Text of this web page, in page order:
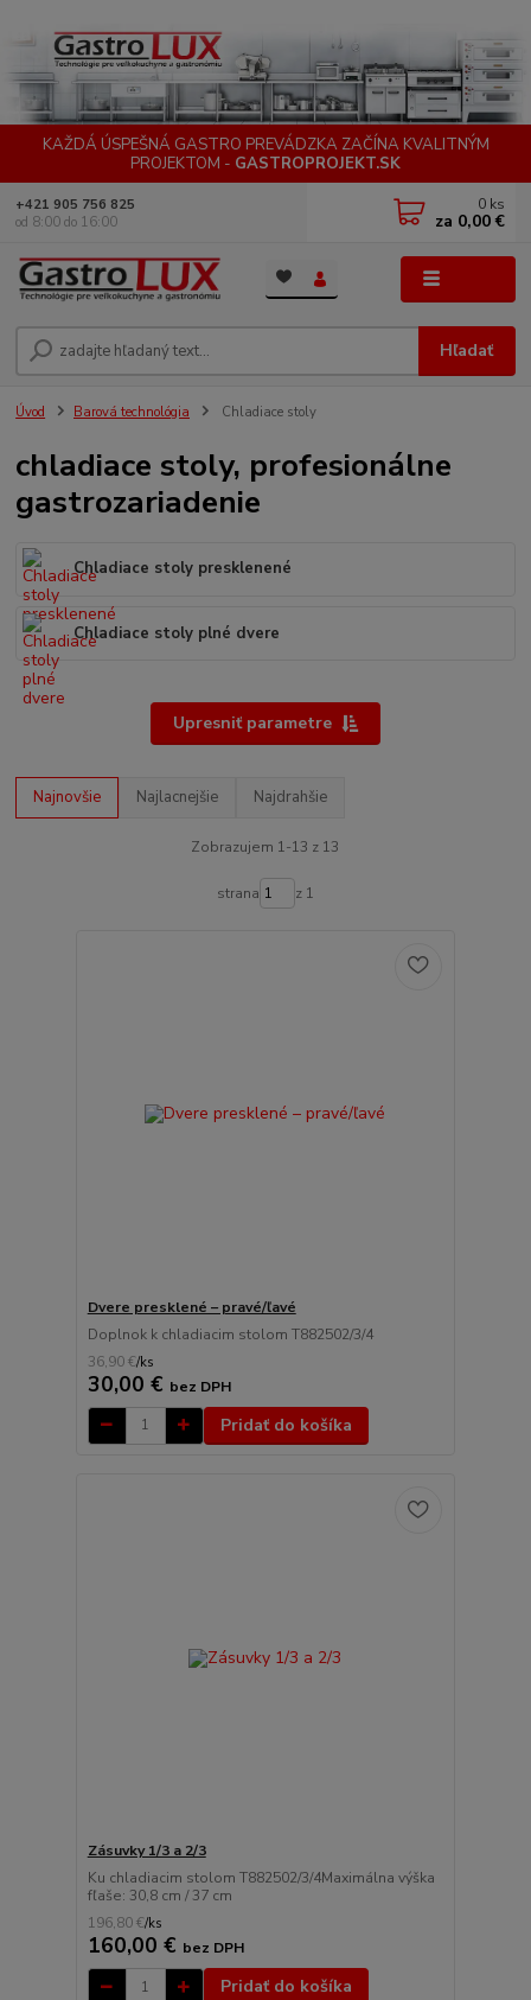
KAŽDÁ ÚSPEŠNÁ GASTRO PREVÁDZKA ZAČÍNA KVALITNÝM
PROJEKTOM - GASTROPROJEKT.SK
Hľadať
+421 905 756 825
od 8:00 do 16:00
0 ks
za 0,00 €
Úvod Barová technológia Chladiace stoly
chladiace stoly, profesionálne
gastrozariadenie
Chladiace stoly presklenené
Chladiace stoly plné dvere
Upresniť parametre
Najnovšie Najlacnejšie Najdrahšie
Zobrazujem 1-13 z 13
strana z 1
Dvere presklené – pravé/ľavé
Doplnok k chladiacim stolom T882502/3/4
36,90 €/ks
30,00 € bez DPH
Pridať do košíka
Zásuvky 1/3 a 2/3
Ku chladiacim stolom T882502/3/4Maximálna výška
fľaše: 30,8 cm / 37 cm
196,80 €/ks
160,00 € bez DPH
Pridať do košíka